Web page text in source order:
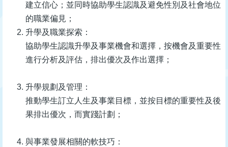
建立信心；並同時協助學生認識及避免性別及社會地位
的職業偏見；
升學及職業探索：
協助學生認識升學及事業機會和選擇，按機會及重要性
進行分析及評估，排出優次及作出選擇；
升學規劃及管理：
推動學生訂立人生及事業目標，並按目標的重要性及後
果排出優次，而實踐計劃；
與事業發展相關的軟技巧：